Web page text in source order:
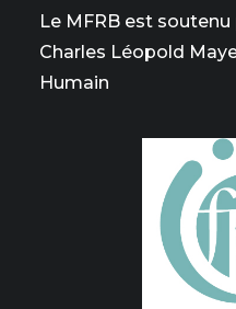
Le MFRB est
Charles Léopold
Humain